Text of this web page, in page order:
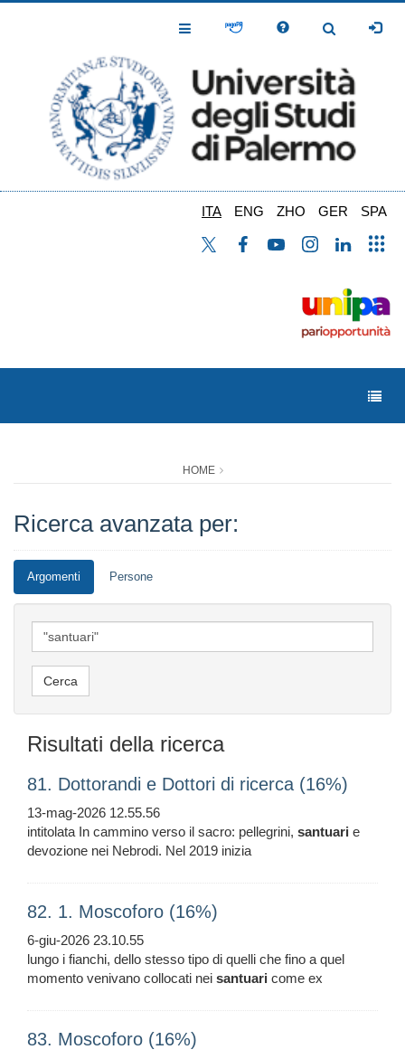
Toggle
Toggle
ITA ENG ZHO GER SPA
HOME
Ricerca avanzata per:
Argomenti Persone
Risultati della ricerca
81. Dottorandi e Dottori di ricerca (16%)
13-mag-2026 12.55.56
intitolata In cammino verso il sacro: pellegrini, santuari e
devozione nei Nebrodi. Nel 2019 inizia
82. 1. Moscoforo (16%)
6-giu-2026 23.10.55
lungo i fianchi, dello stesso tipo di quelli che fino a quel
momento venivano collocati nei santuari come ex
83. Moscoforo (16%)